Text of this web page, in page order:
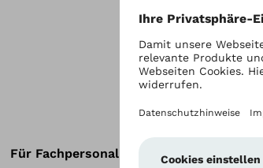
Für Fachpersonal Für